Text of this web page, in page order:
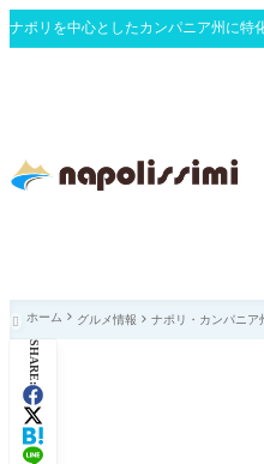
ナポリを中心としたカンパニア州に特
 ホーム グルメ情報 ナポリ・カンパニア
SHARE: